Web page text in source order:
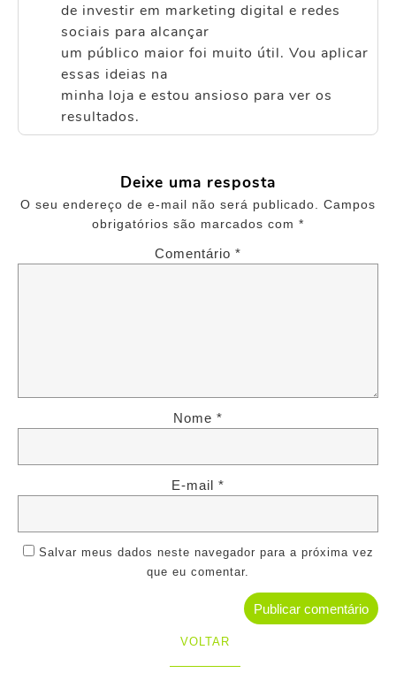
de investir em marketing digital e redes
sociais para alcançar
um público maior foi muito útil. Vou aplicar
essas ideias na
minha loja e estou ansioso para ver os
resultados.
Deixe uma resposta
O seu endereço de e-mail não será publicado. Campos
obrigatórios são marcados com *
Comentário
Nome *
E-mail *
Salvar meus dados neste navegador para a próxima vez
que eu comentar.
VOLTAR